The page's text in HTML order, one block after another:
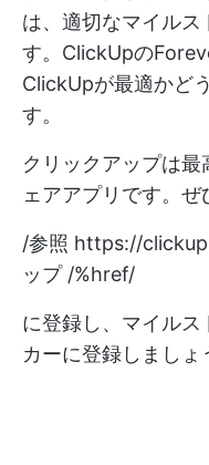
は、適切なマイル
す。ClickUpの
ClickUpが最適かど
す。
クリックアップは
ェアアプリです。ぜ
/参照 https://
ップ /%href/
に登録し、マイルス
カーに登録しましょ